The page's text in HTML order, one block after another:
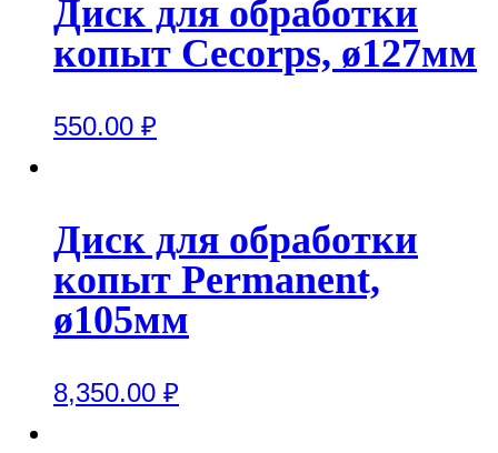
Диск для обработки
копыт Cecorps, ø127мм
550.00 ₽
Диск для обработки
копыт Permanent,
ø105мм
8,350.00 ₽